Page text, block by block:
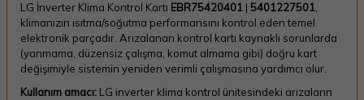
LG İnverter Klima Kontrol Kartı EBR75420401 | 5401227501,
klimanızın ısıtma/soğutma performansını kontrol eden temel
elektronik parçadır. Arızalanan kontrol kartı kaynaklı sorunlarda
(yanmama, düzensiz çalışma, komut almama gibi) doğru kart
değişimiyle sistemin yeniden verimli çalışmasına yardımcı olur.
Kullanım amacı: LG inverter klima kontrol ünitesindeki arızaların